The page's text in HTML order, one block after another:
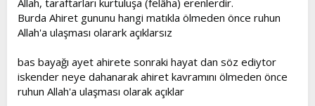
Burda Ahiret gununu hangi matıkla ölmeden önce ruhun
Allah'a ulaşması olarark açıklarsız
bas bayağı ayet ahirete sonraki hayat dan söz ediytor
iskender neye dahanarak ahiret kavramını ölmeden önce
ruhun Allah'a ulaşması olarak açıklar